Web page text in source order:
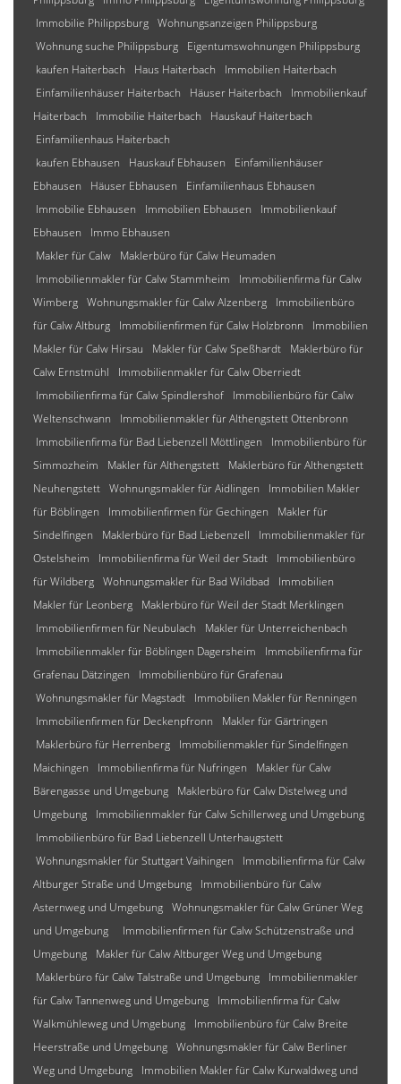
Immobilie Philippsburg Wohnungsanzeigen Philippsburg
Wohnung suche Philippsburg
Eigentumswohnungen Philippsburg
kaufen Haiterbach
Haus Haiterbach
Immobilien Haiterbach
Einfamilienhäuser Haiterbach
Häuser Haiterbach
Immobilienkauf
Haiterbach
Immobilie Haiterbach
Hauskauf Haiterbach
Einfamilienhaus Haiterbach
kaufen Ebhausen
Hauskauf Ebhausen
Einfamilienhäuser
Ebhausen
Häuser Ebhausen
Einfamilienhaus Ebhausen
Immobilie Ebhausen
Immobilien Ebhausen
Immobilienkauf
Ebhausen
Immo Ebhausen
Makler für Calw
Maklerbüro für Calw Heumaden
Immobilienmakler für Calw Stammheim
Immobilienfirma für Calw
Wimberg Wohnungsmakler für Calw Alzenberg
Immobilienbüro
für Calw Altburg
Immobilienfirmen für Calw Holzbronn
Immobilien
Makler für Calw Hirsau
Makler für Calw Speßhardt
Maklerbüro für
Calw Ernstmühl
Immobilienmakler für Calw Oberriedt
Immobilienfirma für Calw Spindlershof
Immobilienbüro für Calw
Weltenschwann
Immobilienmakler für Althengstett Ottenbronn
Immobilienfirma für Bad Liebenzell Möttlingen
Immobilienbüro für
Simmozheim
Makler für Althengstett
Maklerbüro für Althengstett
Neuhengstett Wohnungsmakler für Aidlingen
Immobilien Makler
für Böblingen
Immobilienfirmen für Gechingen
Makler für
Sindelfingen
Maklerbüro für Bad Liebenzell
Immobilienmakler für
Ostelsheim
Immobilienfirma für Weil der Stadt
Immobilienbüro
für Wildberg Wohnungsmakler für Bad Wildbad
Immobilien
Makler für Leonberg
Maklerbüro für Weil der Stadt Merklingen
Immobilienfirmen für Neubulach
Makler für Unterreichenbach
Immobilienmakler für Böblingen Dagersheim
Immobilienfirma für
Grafenau Dätzingen
Immobilienbüro für Grafenau
Wohnungsmakler für Magstadt
Immobilien Makler für Renningen
Immobilienfirmen für Deckenpfronn
Makler für Gärtringen
Maklerbüro für Herrenberg
Immobilienmakler für Sindelfingen
Maichingen
Immobilienfirma für Nufringen
Makler für Calw
Bärengasse und Umgebung
Maklerbüro für Calw Distelweg und
Umgebung
Immobilienmakler für Calw Schillerweg und Umgebung
Immobilienbüro für Bad Liebenzell Unterhaugstett
Wohnungsmakler für Stuttgart Vaihingen
Immobilienfirma für Calw
Altburger Straße und Umgebung
Immobilienbüro für Calw
Asternweg und Umgebung Wohnungsmakler für Calw Grüner Weg
und Umgebung
Immobilienfirmen für Calw Schützenstraße und
Umgebung
Makler für Calw Altburger Weg und Umgebung
Maklerbüro für Calw Talstraße und Umgebung
Immobilienmakler
für Calw Tannenweg und Umgebung
Immobilienfirma für Calw
Walkmühleweg und Umgebung
Immobilienbüro für Calw Breite
Heerstraße und Umgebung Wohnungsmakler für Calw Berliner
Weg und Umgebung
Immobilien Makler für Calw Kurwaldweg und